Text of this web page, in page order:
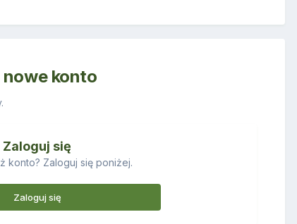
konto
Zaloguj się
konto? Zaloguj się poniżej.
Zaloguj się